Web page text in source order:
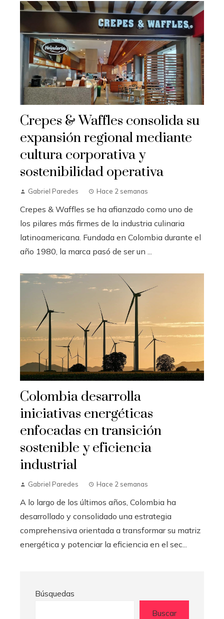
Crepes & Waffles consolida su
expansión regional mediante
cultura corporativa y
sostenibilidad operativa
Gabriel Paredes Hace 2 semanas
Crepes & Waffles se ha afianzado como uno de
los pilares más firmes de la industria culinaria
latinoamericana. Fundada en Colombia durante el
año 1980, la marca pasó de ser un ...
Colombia desarrolla
iniciativas energéticas
enfocadas en transición
sostenible y eficiencia
industrial
Gabriel Paredes Hace 2 semanas
A lo largo de los últimos años, Colombia ha
desarrollado y consolidado una estrategia
comprehensiva orientada a transformar su matriz
energética y potenciar la eficiencia en el sec...
Búsquedas
Buscar